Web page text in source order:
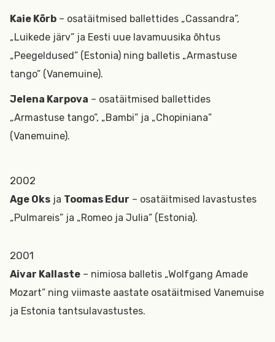
Kaie Kõrb – osatäitmised ballettides „Cassandra”,
„Luikede järv” ja Eesti uue lavamuusika õhtus
„Peegeldused” (Estonia) ning balletis „Armastuse
tango” (Vanemuine).
Jelena Karpova – osatäitmised ballettides
„Armastuse tango”, „Bambi” ja „Chopiniana”
(Vanemuine).
2002
Age Oks ja Toomas Edur – osatäitmised lavastustes
„Pulmareis” ja „Romeo ja Julia” (Estonia).
2001
Aivar Kallaste – nimiosa balletis „Wolfgang Amade
Mozart” ning viimaste aastate osatäitmised Vanemuise
ja Estonia tantsulavastustes.